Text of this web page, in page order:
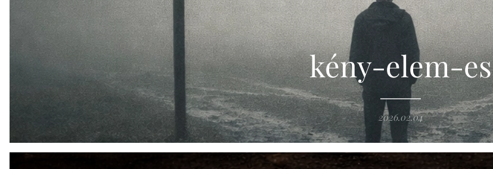
kény-elem-es
2026.02.04